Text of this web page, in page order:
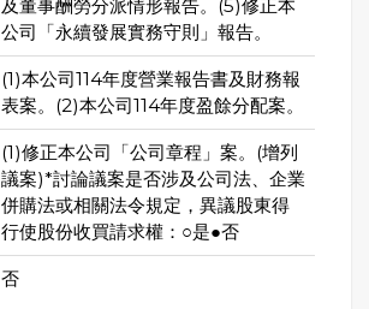
及董事酬勞分派情形報告。(5)修正本
公司「永續發展實務守則」報告。
(1)本公司114年度營業報告書及財務報
表案。(2)本公司114年度盈餘分配案。
(1)修正本公司「公司章程」案。(增列
議案)*討論議案是否涉及公司法、企業
併購法或相關法令規定，異議股東得
行使股份收買請求權：○是●否
否